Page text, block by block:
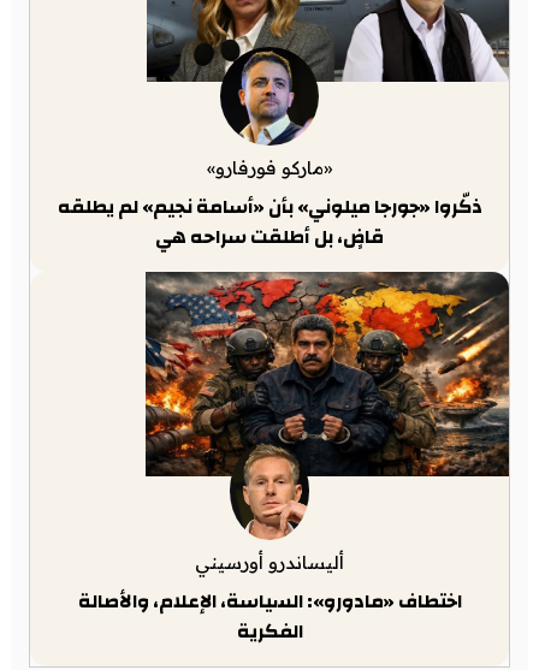
«ماركو فورفارو»
ذكّروا «جورجا ميلوني» بأن «أسامة نجيم» لم يطلقه
قاضٍ، بل أطلقت سراحه هي
أليساندرو أورسيني
اختطاف «مادورو»: السياسة، الإعلام، والأصالة
الفكرية